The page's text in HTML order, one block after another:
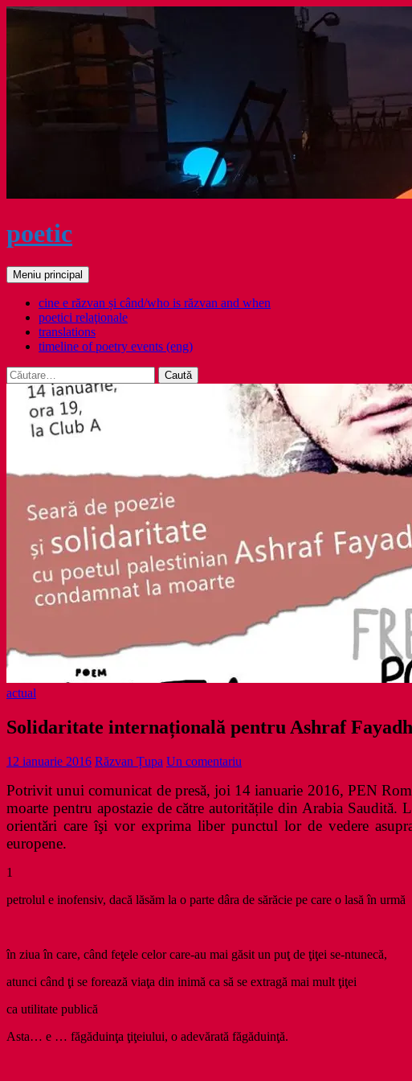
Sari
poetic
Caută
Meniu principal
cine e răzvan și când/who is răzvan and when
poetici relaţionale
translations
timeline of poetry events (eng)
Caută
după:
actual
Solidaritate internațională pentru Ashraf
12 ianuarie 2016 Răzvan Țupa Un comentariu
Potrivit unui comunicat de presă, joi 14 ianuarie 2016, PEN
moarte pentru apostazie de către autoritățile din Arabia Saudită.
orientări care îşi vor exprima liber punctul lor de vedere
europene.
1
petrolul e inofensiv, dacă lăsăm la o parte dâra de sărăcie pe care o lasă în urmă
în ziua în care, când feţele celor care-au mai găsit un puţ de ţiţei se-ntunecă,
atunci când ţi se forează viaţa din inimă ca să se extragă mai mult ţiţei
ca utilitate publică
Asta… e … făgăduinţa ţiţeiului, o adevărată făgăduinţă.